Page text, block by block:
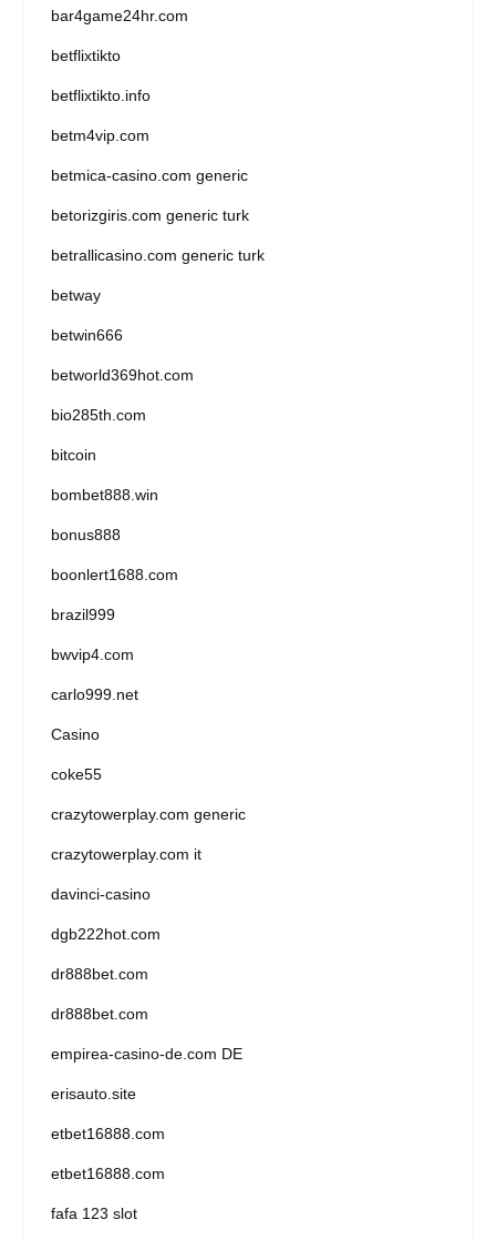
bar4game24hr.com
betflixtikto
betflixtikto.info
betm4vip.com
betmica-casino.com generic
betorizgiris.com generic turk
betrallicasino.com generic turk
betway
betwin666
betworld369hot.com
bio285th.com
bitcoin
bombet888.win
bonus888
boonlert1688.com
brazil999
bwvip4.com
carlo999.net
Casino
coke55
crazytowerplay.com generic
crazytowerplay.com it
davinci-casino
dgb222hot.com
dr888bet.com
dr888bet.com
empirea-casino-de.com DE
erisauto.site
etbet16888.com
etbet16888.com
fafa 123 slot